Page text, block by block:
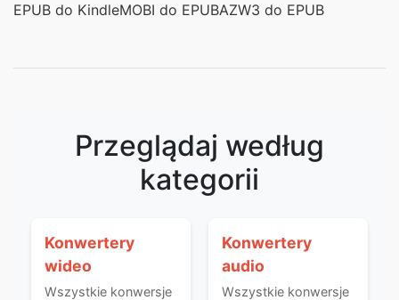
EPUB do KindleMOBI do EPUBAZW3 do EPUB
Przeglądaj według
kategorii
Konwertery
wideo
Wszystkie konwersje
Konwertery
audio
Wszystkie konwersje